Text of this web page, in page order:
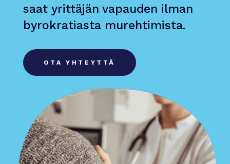
saat yrittäjän vapauden ilman
byrokratiasta murehtimista.
OTA YHTEYTTÄ